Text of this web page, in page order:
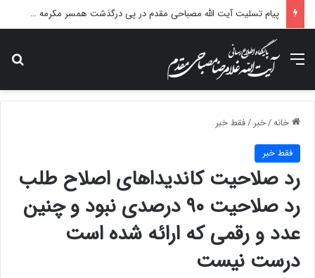
پیام تسلیت آیت الله مصباحی مقدم در پی درگذشت همسر مکرمه حضرت آیت‌الله العظمی سیستانی.
منو
خانه/خبر /فقط خبر
فقط خبر
رد صلاحیت کاندیداهای اصلاح طلب
رد صلاحیت ۹۰ درصدی نبود و چنین
عدد و رقمی که ارائه شده است
درست نیست